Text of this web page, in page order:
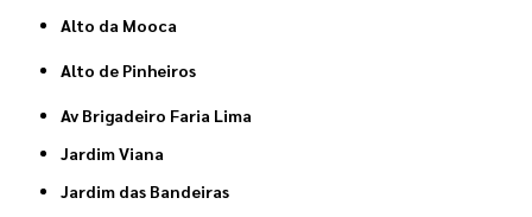
Alto da Mooca
Alto de Pinheiros
Av Brigadeiro Faria Lima
Jardim Viana
Jardim das Bandeiras